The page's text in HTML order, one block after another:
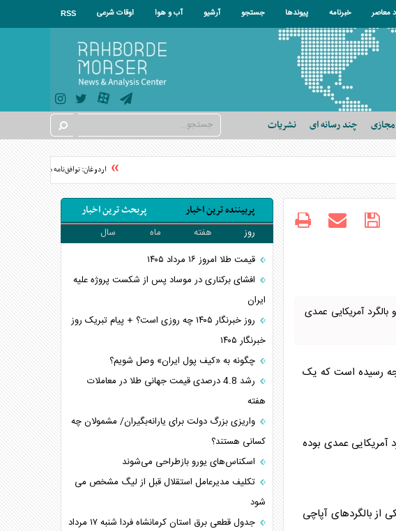
معاصر خبرنامه پیوندها جستجو آرشیو آب و هوا اوقات شرعی RSS
چند رسانه ای نشریات
اردوغان: توافق‌نامه مکه هیچ کشوری
آمریکایی عمدی
رسیده است که یک
آمریکایی عمدی بوده
از بالگردهای آپاچی
پربیننده ترین اخبار پربحث ترین اخبار
روز هفته ماه
سال
قیمت طلا امروز ۱۶ مرداد ۱۴۰۵
افشای برکناری در موساد پس از شکست پروژه علیه
ایران
روز خبرنگار ۱۴۰۵ چه روزی است؟ + پیام تبریک روز
خبرنگار ۱۴۰۵
چگونه به «کیف پول ایران» وصل شویم؟
رشد 4.8 درصدی قیمت جهانی طلا در معاملات
هفته
واریزی بزرگ دولت برای یارانه‌بگیران/ مشمولان چه
کسانی هستند؟
اسکناس‌های یورو بازطراحی می‌شوند
تکلیف مدیرعامل استقلال قبل از لیگ مشخص می
شود
جدول قطعی برق استان کرمانشاه فردا شنبه ۱۷ مرداد